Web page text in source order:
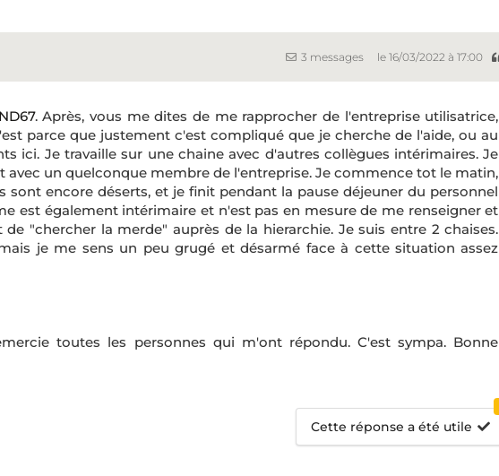
3 messages le 16/03/2022 à 17:00
. Après, vous me dites de me rapprocher de l'entreprise utilisatrice,
parce que justement c'est compliqué que je cherche de l'aide, ou au
ici. Je travaille sur une chaine avec d'autres collègues intérimaires. Je
avec un quelconque membre de l'entreprise. Je commence tot le matin,
sont encore déserts, et je finit pendant la pause déjeuner du personnel
est également intérimaire et n'est pas en mesure de me renseigner et
"chercher la merde" auprès de la hierarchie. Je suis entre 2 chaises.
je me sens un peu grugé et désarmé face à cette situation assez
toutes les personnes qui m'ont répondu. C'est sympa. Bonne
Cette réponse a été utile